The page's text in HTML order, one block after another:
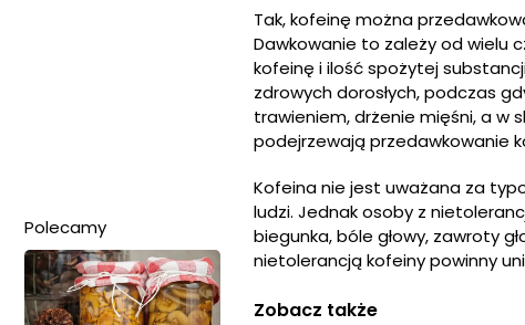
Tak, kofeinę można
Dawkowanie to zależy od wielu
kofeinę i ilość spożytej
zdrowych dorosłych, podczas
trawieniem, drżenie mięśni, a w
podejrzewają przedawkowanie
Kofeina nie jest uważana za
ludzi. Jednak osoby z
biegunka, bóle głowy, zawroty
nietolerancją kofeiny powinny
Zobacz także
Polecamy